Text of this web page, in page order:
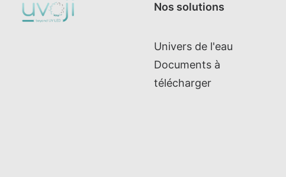
Nos solutions
Univers de l'eau
Documents à
télécharger